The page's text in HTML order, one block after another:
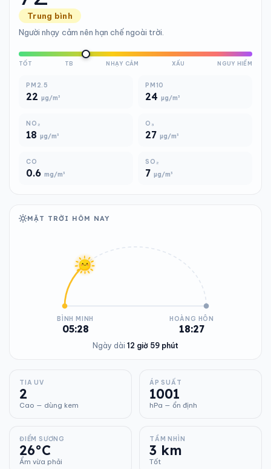
Trung bình
Người nhạy cảm nên hạn chế ngoài trời.
TỐT TB NHẠY CẢM XẤU NGUY HIỂM
PM2.5
22 µg/m³
PM10
24 µg/m³
NO₂
18 µg/m³
O₃
27 µg/m³
CO
0.6 mg/m³
SO₂
7 µg/m³
MẶT TRỜI HÔM NAY
BÌNH MINH
05:28
HOÀNG HÔN
18:27
Ngày dài 12 giờ 59 phút
TIA UV
2
Cao — dùng kem
ÁP SUẤT
1001
hPa — ổn định
ĐIỂM SƯƠNG
26°C
Ẩm vừa phải
TẦM NHÌN
3 km
Tốt